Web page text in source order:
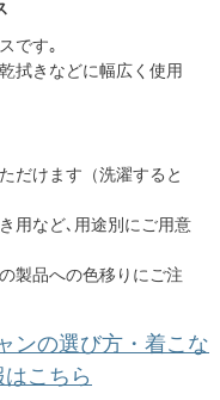
です｡
拭きなどに幅広く使用
だけます（洗濯すると
用など､用途別にご用意
製品への色移りにご注
ンの選び方・着こな
こちら